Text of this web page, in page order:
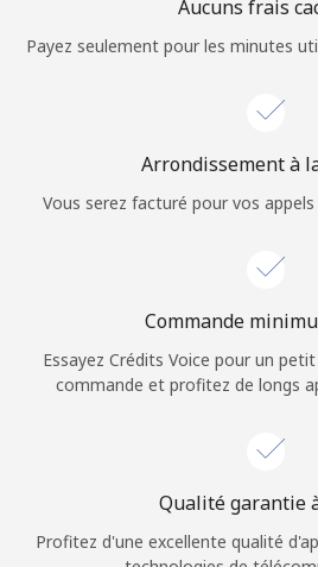
Continue
Aucuns frais
Payez seulement pour les minutes
Arrondissement à
Vous serez facturé pour vos
Commande
Essayez Crédits Voice pour un
commande et profitez de longs
Qualité garantie
Profitez d'une excellente qualité